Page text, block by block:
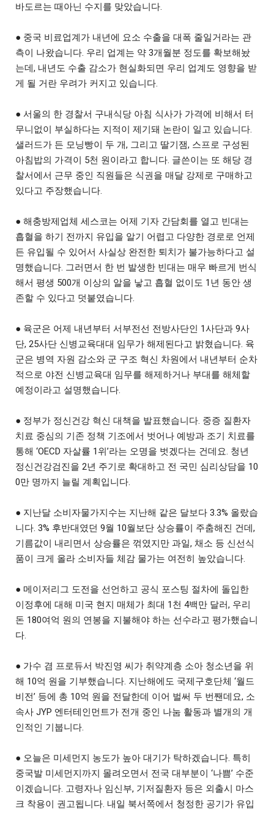
바도르는 때아닌 수지를 맞았습니다.
● 중국 비료업계가 내년에 요소 수출을 대폭 줄일거라는 관
측이 나왔습니다. 우리 업계는 약 3개월분 정도를 확보해놨
는데, 내년도 수출 감소가 현실화되면 우리 업계도 영향을 받
게 될 거란 우려가 커지고 있습니다.
● 서울의 한 경찰서 구내식당 아침 식사가 가격에 비해서 터
무니없이 부실하다는 지적이 제기돼 논란이 일고 있습니다.
샐러드가 든 모닝빵이 두 개, 그리고 딸기잼, 스프로 구성된
아침밥의 가격이 5천 원이라고 합니다. 글쓴이는 또 해당 경
찰서에서 근무 중인 직원들은 식권을 매달 강제로 구매하고
있다고 주장했습니다.
● 해충방제업체 세스코는 어제 기자 간담회를 열고 빈대는
흡혈을 하기 전까지 유입을 알기 어렵고 다양한 경로로 언제
든 유입될 수 있어서 사실상 완전한 퇴치가 불가능하다고 설
명했습니다. 그러면서 한 번 발생한 빈대는 매우 빠르게 번식
해서 평생 500개 이상의 알을 낳고 흡혈 없이도 1년 동안 생
존할 수 있다고 덧붙였습니다.
● 육군은 어제 내년부터 서부전선 전방사단인 1사단과 9사
단, 25사단 신병교육대대 임무가 해제된다고 밝혔습니다. 육
군은 병역 자원 감소와 군 구조 혁신 차원에서 내년부터 순차
적으로 야전 신병교육대 임무를 해제하거나 부대를 해체할
예정이라고 설명했습니다.
● 정부가 정신건강 혁신 대책을 발표했습니다. 중증 질환자
치료 중심의 기존 정책 기조에서 벗어나 예방과 조기 치료를
통해 ‘OECD 자살률 1위’라는 오명을 벗겠다는 건데요. 청년
정신건강검진을 2년 주기로 확대하고 전 국민 심리상담을 10
0만 명까지 늘릴 계획입니다.
● 지난달 소비자물가지수는 지난해 같은 달보다 3.3% 올랐습
니다. 3% 후반대였던 9월 10월보단 상승률이 주춤해진 건데,
기름값이 내리면서 상승률은 꺾였지만 과일, 채소 등 신선식
품이 크게 올라 소비자들 체감 물가는 여전히 높았습니다.
● 메이저리그 도전을 선언하고 공식 포스팅 절차에 돌입한
이정후에 대해 미국 현지 매체가 최대 1천 4백만 달러, 우리
돈 180여억 원의 연봉을 지불해야 하는 선수라고 평가했습니
다.
● 가수 겸 프로듀서 박진영 씨가 취약계층 소아 청소년을 위
해 10억 원을 기부했습니다. 지난해에도 국제구호단체 ‘월드
비전’ 등에 총 10억 원을 전달한데 이어 벌써 두 번짼데요, 소
속사 JYP 엔터테인먼트가 전개 중인 나눔 활동과 별개의 개
인적인 기붑니다.
● 오늘은 미세먼지 농도가 높아 대기가 탁하겠습니다. 특히
중국발 미세먼지까지 몰려오면서 전국 대부분이 ‘나쁨’ 수준
이겠습니다. 고령자나 임신부, 기저질환자 등은 외출시 마스
크 착용이 권고됩니다. 내일 북서쪽에서 청정한 공기가 유입